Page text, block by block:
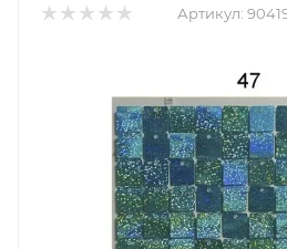
Артикул: